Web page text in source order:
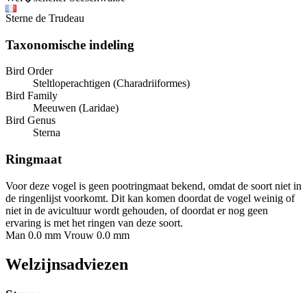
Sterne de Trudeau
Taxonomische indeling
Bird Order
Steltloperachtigen (Charadriiformes)
Bird Family
Meeuwen (Laridae)
Bird Genus
Sterna
Ringmaat
Voor deze vogel is geen pootringmaat bekend, omdat de soort niet in
de ringenlijst voorkomt. Dit kan komen doordat de vogel weinig of
niet in de avicultuur wordt gehouden, of doordat er nog geen
ervaring is met het ringen van deze soort.
Man 0.0 mm Vrouw 0.0 mm
Welzijnsadviezen